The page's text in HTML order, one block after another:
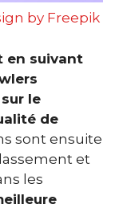
by Freepik
en suivant
le
de
sont ensuite
et
les